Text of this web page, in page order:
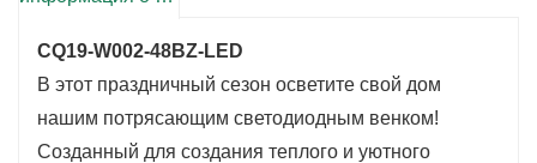
его экологичным выбором для всех ваших
потребностей в праздничном декоре.
CQ19-W002-48BZ-LED
В этот праздничный сезон осветите свой дом
нашим потрясающим светодиодным венком!
Созданный для создания теплого и уютного